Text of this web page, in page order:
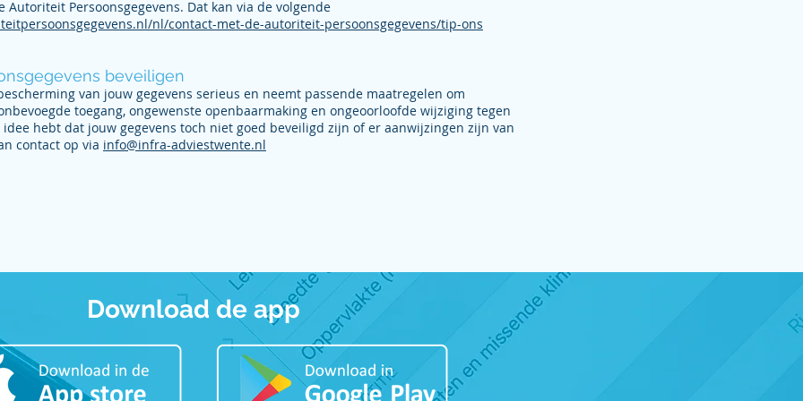
Autoriteit Persoonsgegevens. Dat kan via de volgende
nl/contact-met-de-autoriteit-persoonsgegevens/tip-ons
beveiligen
van jouw gegevens serieus en neemt passende maatregelen om
toegang, ongewenste openbaarmaking en ongeoorloofde wijziging tegen
hebt dat jouw gegevens toch niet goed beveiligd zijn of er aanwijzingen zijn van
contact op via info@infra-adviestwente.nl
Download de app